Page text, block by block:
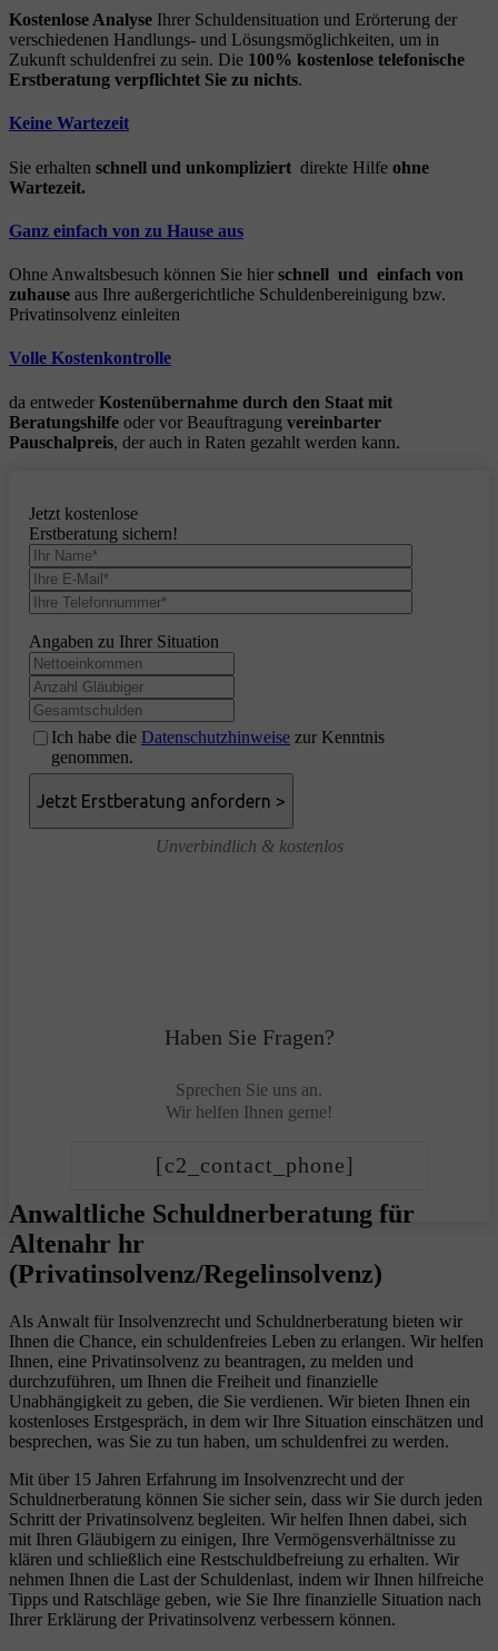
Kostenlose Analyse Ihrer Schuldensituation und Erörterung der
verschiedenen Handlungs- und Lösungsmöglichkeiten, um in
Zukunft schuldenfrei zu sein. Die 100% kostenlose telefonische
Erstberatung verpflichtet Sie zu nichts.
Keine Wartezeit
Sie erhalten schnell und unkompliziert direkte Hilfe ohne
Wartezeit.
Ganz einfach von zu Hause aus
Ohne Anwaltsbesuch können Sie hier schnell und einfach von
zuhause aus Ihre außergerichtliche Schuldenbereinigung bzw.
Privatinsolvenz einleiten
Volle Kostenkontrolle
da entweder Kostenübernahme durch den Staat mit
Beratungshilfe oder vor Beauftragung vereinbarter
Pauschalpreis, der auch in Raten gezahlt werden kann.
Jetzt kostenlose
Erstberatung sichern!
Angaben zu Ihrer Situation
Ich habe die Datenschutzhinweise zur Kenntnis
genommen.
Unverbindlich & kostenlos
Haben Sie Fragen?
Sprechen Sie uns an.
Wir helfen Ihnen gerne!
[c2_contact_phone]
Anwaltliche Schuldnerberatung für
Altenahr hr
(Privatinsolvenz/Regelinsolvenz)
Als Anwalt für Insolvenzrecht und Schuldnerberatung bieten wir
Ihnen die Chance, ein schuldenfreies Leben zu erlangen. Wir helfen
Ihnen, eine Privatinsolvenz zu beantragen, zu melden und
durchzuführen, um Ihnen die Freiheit und finanzielle
Unabhängigkeit zu geben, die Sie verdienen. Wir bieten Ihnen ein
kostenloses Erstgespräch, in dem wir Ihre Situation einschätzen und
besprechen, was Sie zu tun haben, um schuldenfrei zu werden.
Mit über 15 Jahren Erfahrung im Insolvenzrecht und der
Schuldnerberatung können Sie sicher sein, dass wir Sie durch jeden
Schritt der Privatinsolvenz begleiten. Wir helfen Ihnen dabei, sich
mit Ihren Gläubigern zu einigen, Ihre Vermögensverhältnisse zu
klären und schließlich eine Restschuldbefreiung zu erhalten. Wir
nehmen Ihnen die Last der Schuldenlast, indem wir Ihnen hilfreiche
Tipps und Ratschläge geben, wie Sie Ihre finanzielle Situation nach
Ihrer Erklärung der Privatinsolvenz verbessern können.